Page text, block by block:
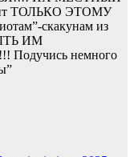
ТОЛЬКО ЭТОМУ
скакунам из
ИМ
немного